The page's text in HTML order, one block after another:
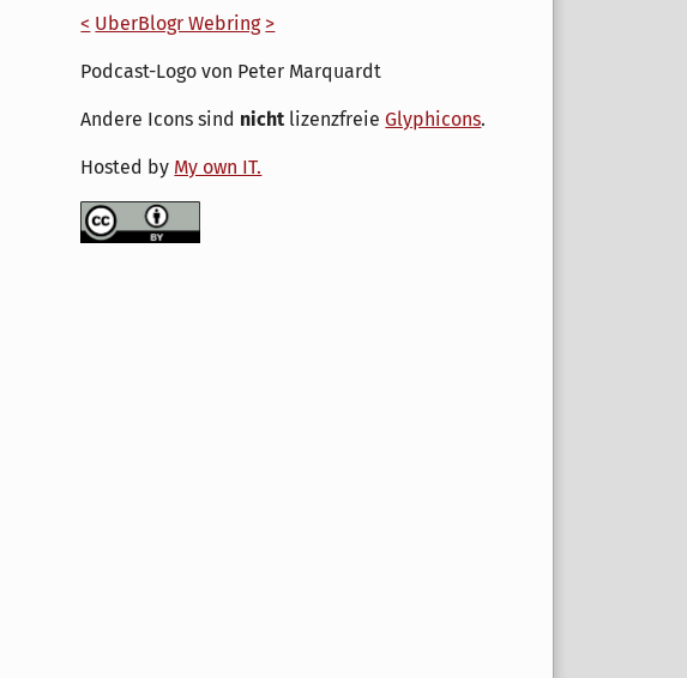
< UberBlogr Webring >
Podcast-Logo von Peter Marquardt
Andere Icons sind nicht lizenzfreieGlyphicons.
Hosted by My own IT.